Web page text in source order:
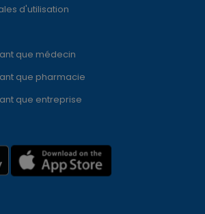
d'utilisation
que médecin
que pharmacie
que entreprise